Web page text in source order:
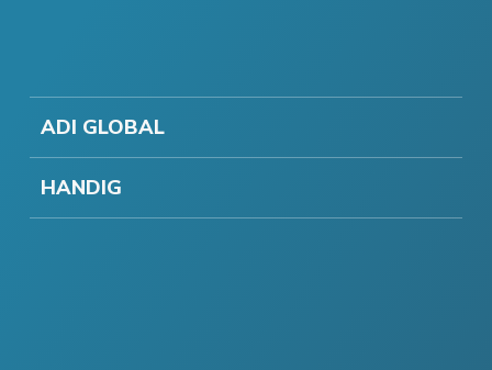
ADI GLOBAL
HANDIG